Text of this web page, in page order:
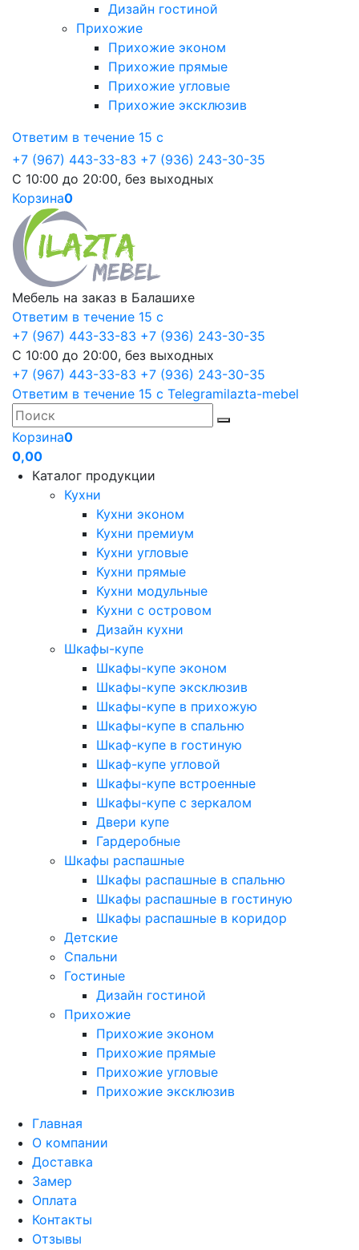
Дизайн гостиной
Прихожие
Прихожие эконом
Прихожие прямые
Прихожие угловые
Прихожие эксклюзив
Ответим в течение 15 с
+7 (967) 443-33-83 +7 (936) 243-30-35
С 10:00 до 20:00, без выходных
Корзина0
Мебель на заказ в Балашихе
Ответим в течение 15 с
+7 (967) 443-33-83 +7 (936) 243-30-35
С 10:00 до 20:00, без выходных
+7 (967) 443-33-83 +7 (936) 243-30-35
Ответим в течение 15 с Telegramilazta-mebel
Корзина0
0,00
Каталог продукции
Кухни
Кухни эконом
Кухни премиум
Кухни угловые
Кухни прямые
Кухни модульные
Кухни с островом
Дизайн кухни
Шкафы-купе
Шкафы-купе эконом
Шкафы-купе эксклюзив
Шкафы-купе в прихожую
Шкафы-купе в спальню
Шкаф-купе в гостиную
Шкаф-купе угловой
Шкафы-купе встроенные
Шкафы-купе с зеркалом
Двери купе
Гардеробные
Шкафы распашные
Шкафы распашные в спальню
Шкафы распашные в гостиную
Шкафы распашные в коридор
Детские
Спальни
Гостиные
Дизайн гостиной
Прихожие
Прихожие эконом
Прихожие прямые
Прихожие угловые
Прихожие эксклюзив
Главная
О компании
Доставка
Замер
Оплата
Контакты
Отзывы